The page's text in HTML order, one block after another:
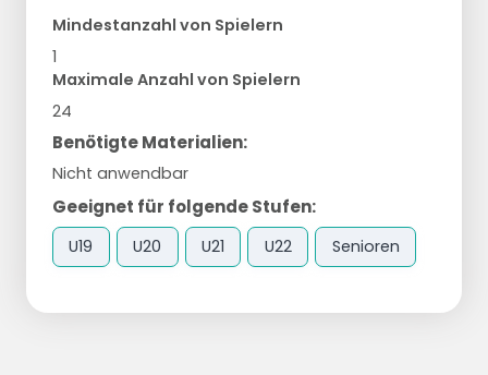
Mindestanzahl von Spielern
1
Maximale Anzahl von Spielern
24
Benötigte Materialien:
Nicht anwendbar
Geeignet für folgende Stufen:
U19 U20 U21 U22 Senioren